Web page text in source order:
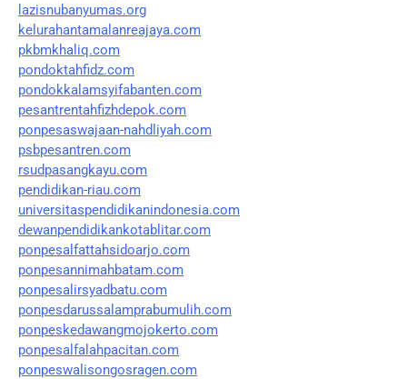
lazisnubanyumas.org
kelurahantamalanreajaya.com
pkbmkhaliq.com
pondoktahfidz.com
pondokkalamsyifabanten.com
pesantrentahfizhdepok.com
ponpesaswajaan-nahdliyah.com
psbpesantren.com
rsudpasangkayu.com
pendidikan-riau.com
universitaspendidikanindonesia.com
dewanpendidikankotablitar.com
ponpesalfattahsidoarjo.com
ponpesannimahbatam.com
ponpesalirsyadbatu.com
ponpesdarussalamprabumulih.com
ponpeskedawangmojokerto.com
ponpesalfalahpacitan.com
ponpeswalisongosragen.com